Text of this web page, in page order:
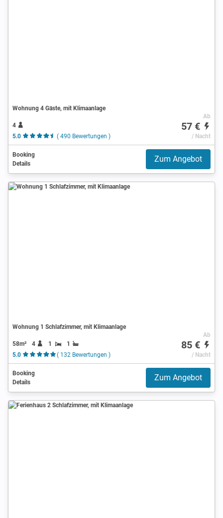
Wohnung 4 Gäste, mit Klimaanlage
4
5.0
( 490 Bewertungen )
Ab
57 €
/ Nacht
Booking
Details
Zum Angebot
Wohnung 1 Schlafzimmer, mit Klimaanlage
58m² 4 1
1
5.0
( 132 Bewertungen )
Ab
85 €
/ Nacht
Booking
Details
Zum Angebot